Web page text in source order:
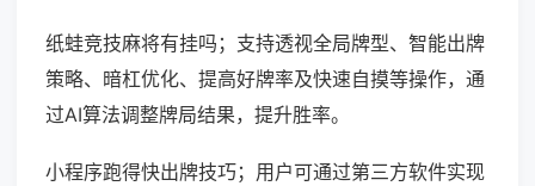
纸蛙竞技麻将有挂吗；支持透视全局牌型、智能出牌
策略、暗杠优化、提高好牌率及快速自摸等操作，通
过AI算法调整牌局结果，提升胜率。
小程序跑得快出牌技巧；用户可通过第三方软件实现